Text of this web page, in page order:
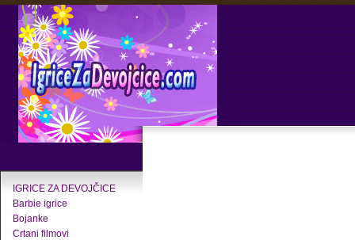
IGRICE ZA DEVOJČICE
Barbie igrice
Bojanke
Crtani filmovi